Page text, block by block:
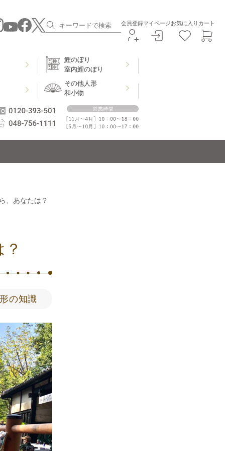
会員登録マイページお気に入り カート
鯉のぼり
室内鯉のぼり
その他人形
和小物
、あなたは？
の知識